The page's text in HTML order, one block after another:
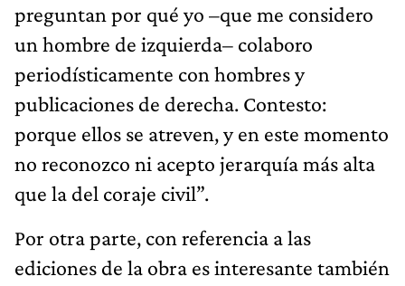
preguntan por qué yo –que me considero
un hombre de izquierda– colaboro
periodísticamente con hombres y
publicaciones de derecha. Contesto:
porque ellos se atreven, y en este momento
no reconozco ni acepto jerarquía más alta
que la del coraje civil”.
Por otra parte, con referencia a las
ediciones de la obra es interesante también